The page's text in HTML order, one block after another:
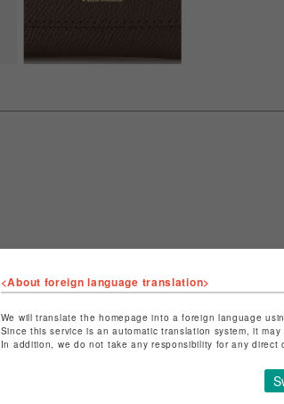
ショップ名
サマ
錦
<About foreign language translation>
We will translate the homepage into a foreign language
Since this service is an automatic translation system, it
In addition, we do not take any responsibility for any